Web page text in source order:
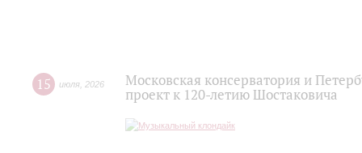
15 июля 2026
Московская консерватория и
проект к 120-летию Шостаковича